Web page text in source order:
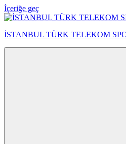
İçeriğe geç
İSTANBUL TÜRK TELEKOM